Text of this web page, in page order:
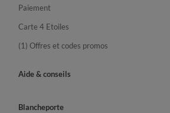
Paiement
Carte 4 Etoiles
(1) Offres et codes promos
Aide & conseils
Blancheporte